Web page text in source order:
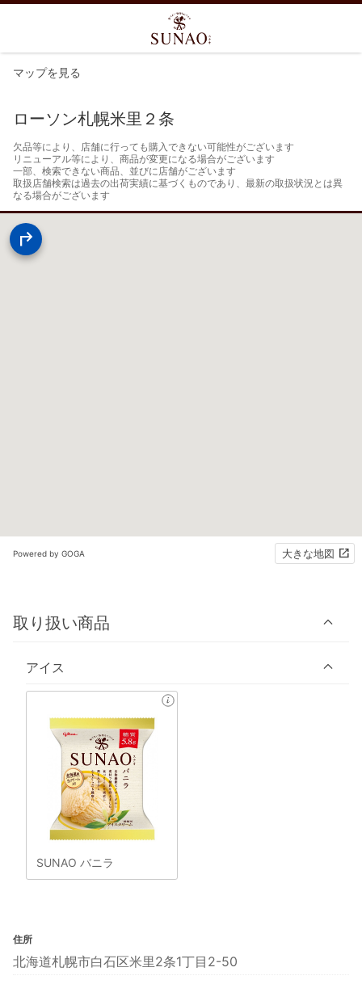
マップを見る
ローソン札幌米里２条
欠品等により、店舗に行っても購入できない可能性がございます
リニューアル等により、商品が変更になる場合がございます
一部、検索できない商品、並びに店舗がございます
取扱店舗検索は過去の出荷実績に基づくものであり、最新の取扱状況とは異
なる場合がございます
Powered by GOGA 大きな地図
取り扱い商品
アイス
SUNAO バニラ
住所
北海道札幌市白石区米里2条1丁目2-50